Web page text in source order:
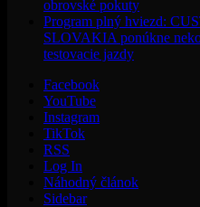
obrovské pokuty
Program plný hviezd:
SLOVAKIA ponúkne
testovacie jazdy
Facebook
YouTube
Instagram
TikTok
RSS
Log In
Náhodný článok
Sidebar